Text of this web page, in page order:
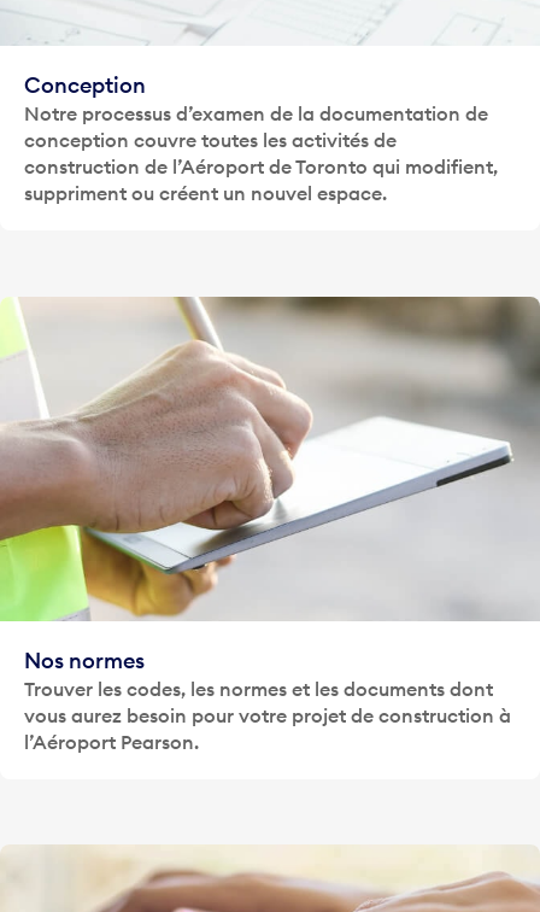
Conception
Notre processus d’examen de la documentation de
conception couvre toutes les activités de
construction de l’Aéroport de Toronto qui modifient,
suppriment ou créent un nouvel espace.
Nos normes
Trouver les codes, les normes et les documents dont
vous aurez besoin pour votre projet de construction à
l’Aéroport Pearson.